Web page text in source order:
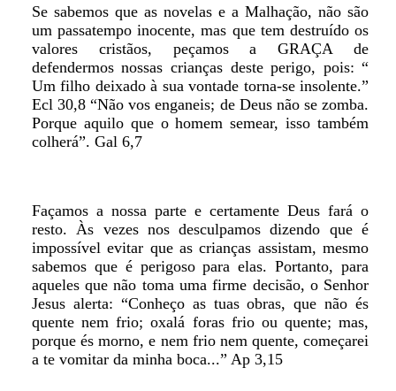
Se sabemos que as novelas e a Malhação, não são
um passatempo inocente, mas que tem destruído os
valores cristãos, peçamos a GRAÇA de
defendermos nossas crianças deste perigo, pois: “
Um filho deixado à sua vontade torna-se insolente.”
Ecl 30,8 “Não vos enganeis; de Deus não se zomba.
Porque aquilo que o homem semear, isso também
colherá”. Gal 6,7
Façamos a nossa parte e certamente Deus fará o
resto. Às vezes nos desculpamos dizendo que é
impossível evitar que as crianças assistam, mesmo
sabemos que é perigoso para elas. Portanto, para
aqueles que não toma uma firme decisão, o Senhor
Jesus alerta: “Conheço as tuas obras, que não és
quente nem frio; oxalá foras frio ou quente; mas,
porque és morno, e nem frio nem quente, começarei
a te vomitar da minha boca...” Ap 3,15